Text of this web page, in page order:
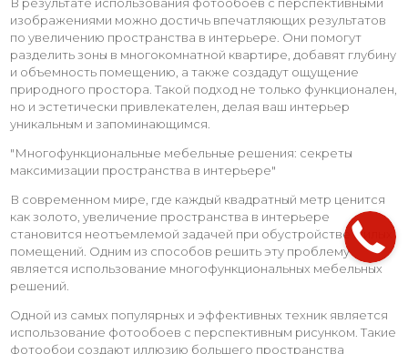
изображениями можно достичь впечатляющих результатов
по увеличению пространства в интерьере. Они помогут
разделить зоны в многокомнатной квартире, добавят глубину
и объемность помещению, а также создадут ощущение
природного простора. Такой подход не только функционален,
но и эстетически привлекателен, делая ваш интерьер
уникальным и запоминающимся.
"Многофункциональные мебельные решения: секреты
максимизации пространства в интерьере"
В современном мире, где каждый квадратный метр ценится
как золото, увеличение пространства в интерьере
становится неотъемлемой задачей при обустройстве жилых
помещений. Одним из способов решить эту проблему
является использование многофункциональных мебельных
решений.
Одной из самых популярных и эффективных техник является
использование фотообоев с перспективным рисунком. Такие
фотообои создают иллюзию большего пространства